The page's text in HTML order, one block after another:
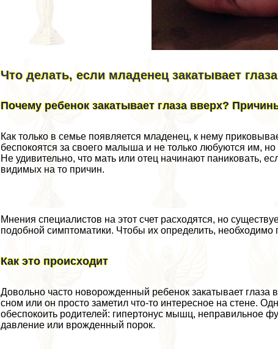
Что делать, если младенец закатывает
Почему ребенок закатывает глаза вверх?
Как только в семье появляется младенец, к нему
беспокоятся за своего малыша и не только любуются им,
Не удивительно, что мать или отец начинают паниковать,
видимых на то причин.
Мнения специалистов на этот счет расходятся, но
подобной симптоматики. Чтобы их определить,
Как это происходит
Довольно часто новорожденный ребенок закатывает
сном или он просто заметил что-то интересное на стене.
обеспокоить родителей: гипертонус мышц, неправильное
давление или врожденный порок.